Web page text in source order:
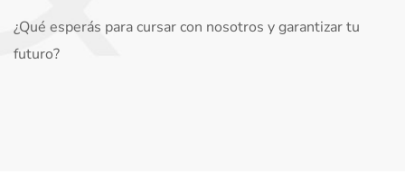
¿Qué esperás para cursar con nosotros y garantizar tu
futuro?